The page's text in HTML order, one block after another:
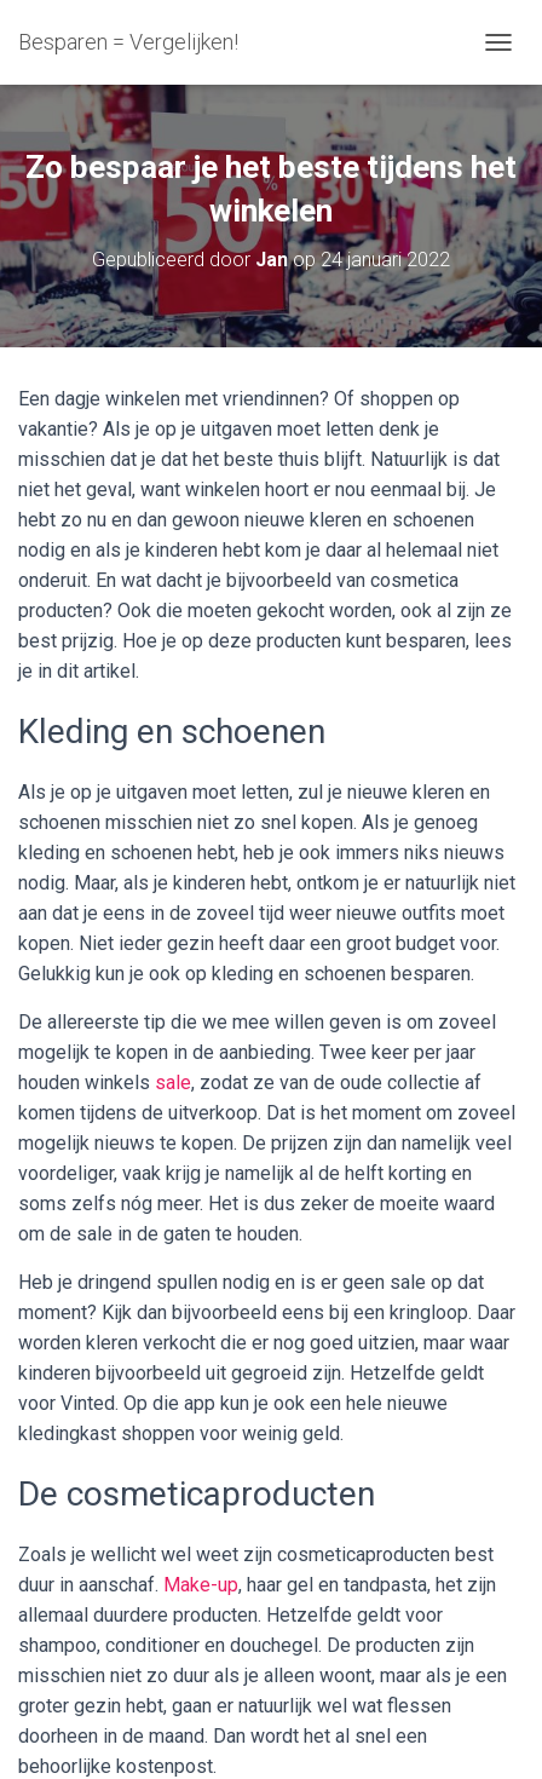
Besparen = Vergelijken!
A
G
A
T
E
W
I
S
S
Zo bespaar je het beste tijdens het
winkelen
Gepubliceerd door Janop24 januari 2022
Een dagje winkelen met vriendinnen? Of shoppen op
vakantie? Als je op je uitgaven moet letten denk je
misschien dat je dat het beste thuis blijft. Natuurlijk is dat
niet het geval, want winkelen hoort er nou eenmaal bij. Je
hebt zo nu en dan gewoon nieuwe kleren en schoenen
nodig en als je kinderen hebt kom je daar al helemaal niet
onderuit. En wat dacht je bijvoorbeeld van cosmetica
producten? Ook die moeten gekocht worden, ook al zijn ze
best prijzig. Hoe je op deze producten kunt besparen, lees
je in dit artikel.
Kleding en schoenen
Als je op je uitgaven moet letten, zul je nieuwe kleren en
schoenen misschien niet zo snel kopen. Als je genoeg
kleding en schoenen hebt, heb je ook immers niks nieuws
nodig. Maar, als je kinderen hebt, ontkom je er natuurlijk niet
aan dat je eens in de zoveel tijd weer nieuwe outfits moet
kopen. Niet ieder gezin heeft daar een groot budget voor.
Gelukkig kun je ook op kleding en schoenen besparen.
De allereerste tip die we mee willen geven is om zoveel
mogelijk te kopen in de aanbieding. Twee keer per jaar
houden winkels sale, zodat ze van de oude collectie af
komen tijdens de uitverkoop. Dat is het moment om zoveel
mogelijk nieuws te kopen. De prijzen zijn dan namelijk veel
voordeliger, vaak krijg je namelijk al de helft korting en
soms zelfs nóg meer. Het is dus zeker de moeite waard
om de sale in de gaten te houden.
Heb je dringend spullen nodig en is er geen sale op dat
moment? Kijk dan bijvoorbeeld eens bij een kringloop. Daar
worden kleren verkocht die er nog goed uitzien, maar waar
kinderen bijvoorbeeld uit gegroeid zijn. Hetzelfde geldt
voor Vinted. Op die app kun je ook een hele nieuwe
kledingkast shoppen voor weinig geld.
De cosmeticaproducten
Zoals je wellicht wel weet zijn cosmeticaproducten best
duur in aanschaf. Make-up, haar gel en tandpasta, het zijn
allemaal duurdere producten. Hetzelfde geldt voor
shampoo, conditioner en douchegel. De producten zijn
misschien niet zo duur als je alleen woont, maar als je een
groter gezin hebt, gaan er natuurlijk wel wat flessen
doorheen in de maand. Dan wordt het al snel een
behoorlijke kostenpost.